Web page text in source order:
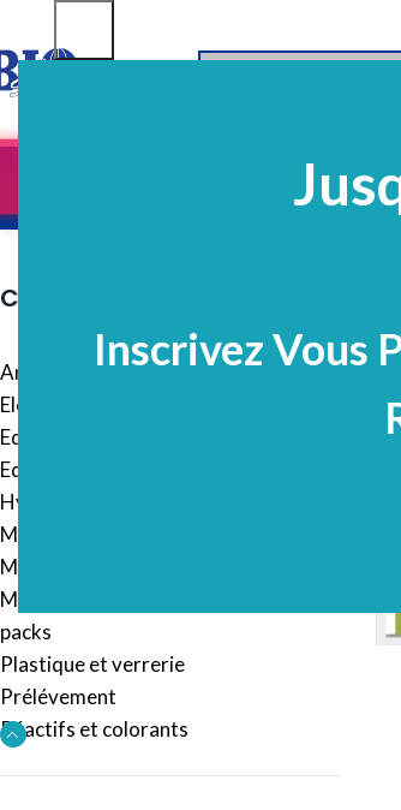
Inscrivez Vous
EquipementsEQ
CATÉGORIES DE PRODUITS
Anapath
Electrocardiogramme
Equipements
Equipements médico-dentaires
Hygiéne et sécurité
Manipulation des liquides
Microbiologie
Mobilier
packs
Plastique et verrerie
Prélévement
Réactifs et colorants